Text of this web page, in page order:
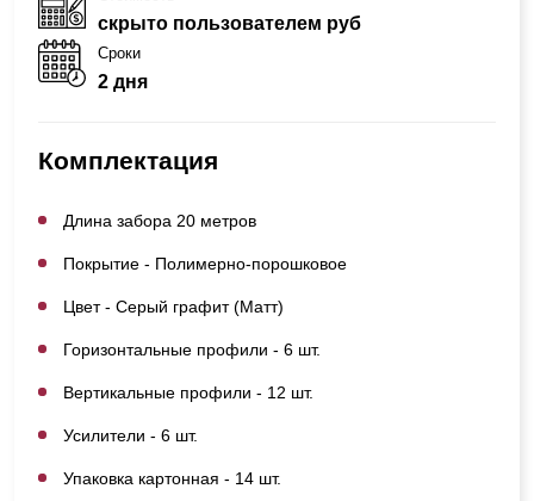
скрыто пользователем руб
Сроки
2 дня
Комплектация
Длина забора 20 метров
Покрытие - Полимерно-порошковое
Цвет - Серый графит (Матт)
Горизонтальные профили - 6 шт.
Вертикальные профили - 12 шт.
Усилители - 6 шт.
Упаковка картонная - 14 шт.